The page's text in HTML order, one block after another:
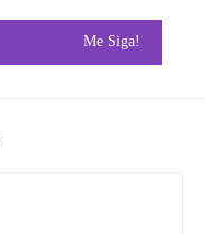
Me Siga!